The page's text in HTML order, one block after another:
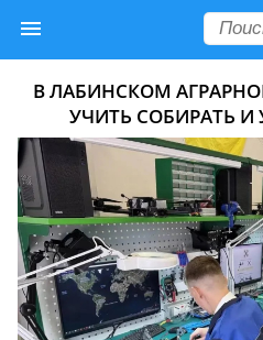
В ЛАБИНСКОМ
УЧИТЬ СОБИРАТЬ И